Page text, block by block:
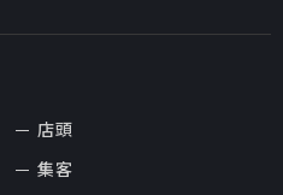
店頭
集客